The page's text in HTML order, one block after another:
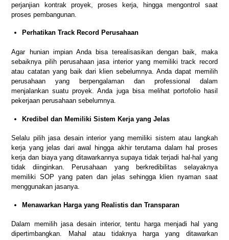
perjanjian kontrak proyek, proses kerja, hingga mengontrol saat
proses pembangunan.
Perhatikan Track Record Perusahaan
Agar hunian impian Anda bisa terealisasikan dengan baik, maka
sebaiknya pilih perusahaan jasa interior yang memiliki track record
atau catatan yang baik dari klien sebelumnya. Anda dapat memilih
perusahaan yang berpengalaman dan professional dalam
menjalankan suatu proyek. Anda juga bisa melihat portofolio hasil
pekerjaan perusahaan sebelumnya.
Kredibel dan Memiliki Sistem Kerja yang Jelas
Selalu pilih jasa desain interior yang memiliki sistem atau langkah
kerja yang jelas dari awal hingga akhir terutama dalam hal proses
kerja dan biaya yang ditawarkannya supaya tidak terjadi hal-hal yang
tidak diinginkan. Perusahaan yang berkredibilitas selayaknya
memiliki SOP yang paten dan jelas sehingga klien nyaman saat
menggunakan jasanya.
Menawarkan Harga yang Realistis dan Transparan
Dalam memilih jasa desain interior, tentu harga menjadi hal yang
dipertimbangkan. Mahal atau tidaknya harga yang ditawarkan